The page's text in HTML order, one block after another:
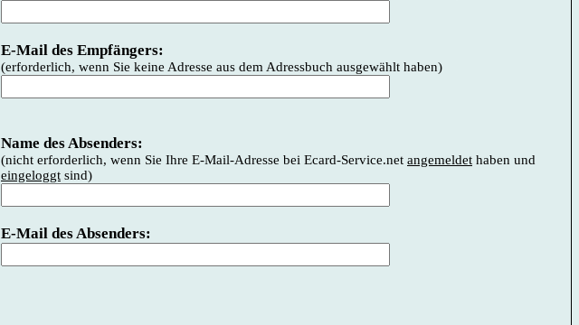
E-Mail des Empfängers:
(erforderlich, wenn Sie keine Adresse aus dem Adressbuch ausgewählt haben)
Name des Absenders:
(nicht erforderlich, wenn Sie Ihre E-Mail-Adresse bei Ecard-Service.net angemeldet haben und
eingeloggt sind)
E-Mail des Absenders: